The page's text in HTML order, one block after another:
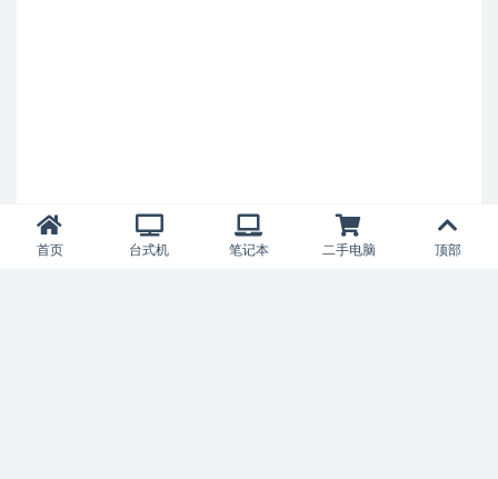
首页 台式机 笔记本 二手电脑 顶部